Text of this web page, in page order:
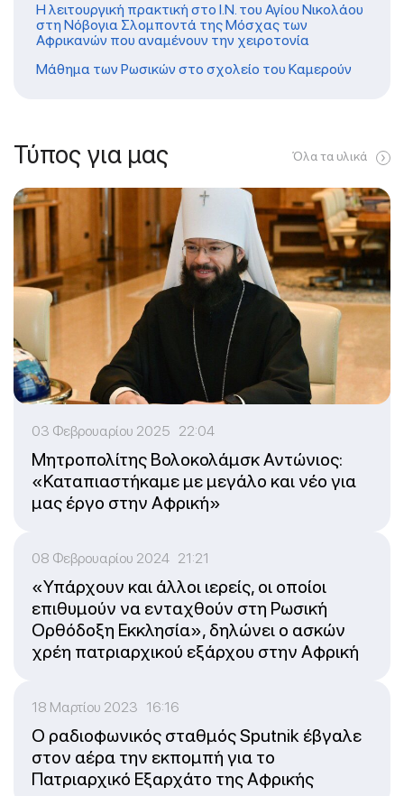
Η λειτουργική πρακτική στο Ι.Ν. του Αγίου Νικολάου
στη Νόβογια Σλομποντά της Μόσχας των
Αφρικανών που αναμένουν την χειροτονία
Μάθημα των Ρωσικών στο σχολείο του Καμερούν
Τύπος για μας Όλα τα υλικά
03 Φεβρουαρίου 2025 22:04
Μητροπολίτης Βολοκολάμσκ Αντώνιος:
«Καταπιαστήκαμε με μεγάλο και νέο για
μας έργο στην Αφρική»
08 Φεβρουαρίου 2024 21:21
«Υπάρχουν και άλλοι ιερείς, οι οποίοι
επιθυμούν να ενταχθούν στη Ρωσική
Ορθόδοξη Εκκλησία», δηλώνει ο ασκών
χρέη πατριαρχικού εξάρχου στην Αφρική
18 Μαρτίου 2023 16:16
Ο ραδιοφωνικός σταθμός Sputnik έβγαλε
στον αέρα την εκπομπή για το
Πατριαρχικό Εξαρχάτο της Αφρικής